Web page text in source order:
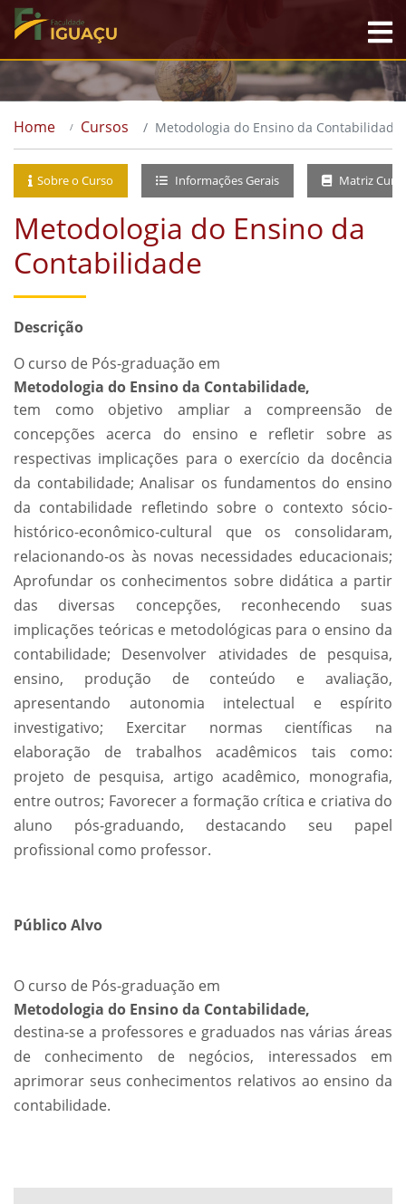
Home Cursos Metodologia do Ensino da Contabilidade
Sobre o Curso Informações Gerais Matriz
Metodologia do Ensino da
Contabilidade
Descrição
O curso de Pós-graduação em
Metodologia do Ensino da Contabilidade,
tem como objetivo ampliar a compreensão de
concepções acerca do ensino e refletir sobre as
respectivas implicações para o exercício da docência
da contabilidade; Analisar os fundamentos do ensino
da contabilidade refletindo sobre o contexto sócio-
histórico-econômico-cultural que os consolidaram,
relacionando-os às novas necessidades educacionais;
Aprofundar os conhecimentos sobre didática a partir
das diversas concepções, reconhecendo suas
implicações teóricas e metodológicas para o ensino da
contabilidade; Desenvolver atividades de pesquisa,
ensino, produção de conteúdo e avaliação,
apresentando autonomia intelectual e espírito
investigativo; Exercitar normas científicas na
elaboração de trabalhos acadêmicos tais como:
projeto de pesquisa, artigo acadêmico, monografia,
entre outros; Favorecer a formação crítica e criativa do
aluno pós-graduando, destacando seu papel
profissional como professor.
Público Alvo
O curso de Pós-graduação em
Metodologia do Ensino da Contabilidade,
destina-se a professores e graduados nas várias áreas
de conhecimento de negócios, interessados em
aprimorar seus conhecimentos relativos ao ensino da
contabilidade.